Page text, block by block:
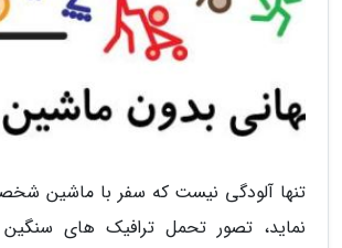
تنها آلودگی نیست که سفر با ماشین
نماید، تصور تحمل ترافیک های